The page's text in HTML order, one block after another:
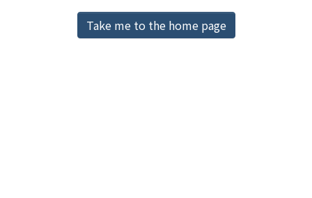
Download RankingTake me to the home page